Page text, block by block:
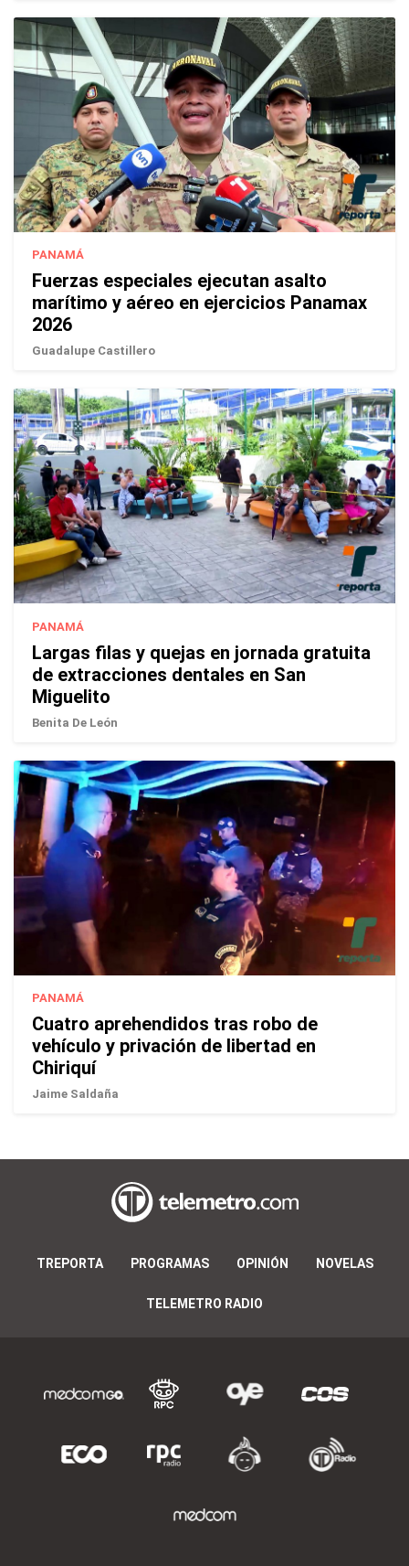
PANAMÁ
Fuerzas especiales ejecutan asalto
marítimo y aéreo en ejercicios Panamax
2026
Guadalupe Castillero
PANAMÁ
Largas filas y quejas en jornada gratuita
de extracciones dentales en San
Miguelito
Benita De León
PANAMÁ
Cuatro aprehendidos tras robo de
vehículo y privación de libertad en
Chiriquí
Jaime Saldaña
TREPORTA PROGRAMAS OPINIÓN NOVELAS
TELEMETRO RADIO